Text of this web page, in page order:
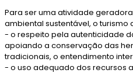
Para ser uma atividade
ambiental sustentável, o turismo
- o respeito pela autenticidade
apoiando a conservação das
tradicionais, o entendimento
- o uso adequado dos recursos